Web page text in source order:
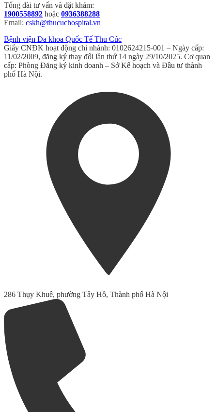
Tổng đài tư vấn và đặt khám:
1900558892 hoặc 0936388288
Email: cskh@thucuchospital.vn
Bệnh viện Đa khoa Quốc Tế Thu Cúc
Giấy CNĐK hoạt động chi nhánh: 0102624215-001 – Ngày cấp:
11/02/2009, đăng ký thay đổi lần thứ 14 ngày 29/10/2025. Cơ quan
cấp: Phòng Đăng ký kinh doanh – Sở Kế hoạch và Đầu tư thành
phố Hà Nội.
286 Thụy Khuê, phường Tây Hồ, Thành phố Hà Nội